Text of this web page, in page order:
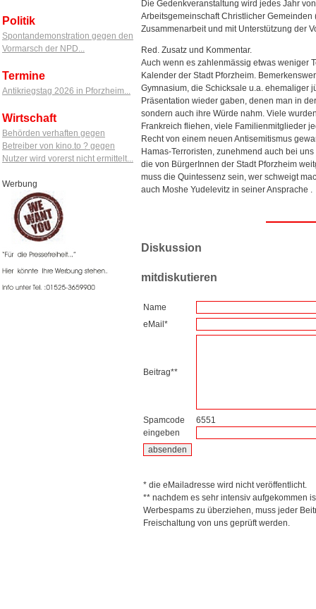
Politik
Spontandemonstration gegen den
Vormarsch der NPD...
Termine
Antikriegstag 2026 in Pforzheim...
Wirtschaft
Behörden verhaften gegen
Betreiber von kino.to ? gegen
Nutzer wird vorerst nicht ermittelt...
Werbung
Die Gedenkveranstaltung wird jedes Jahr
Arbeitsgemeinschaft Christlicher
Zusammenarbeit und mit Unterstützung der
Red. Zusatz und Kommentar.
Auch wenn es zahlenmässig etwas weniger
Kalender der Stadt Pforzheim.
Gymnasium, die Schicksale u.a. ehemaliger
Präsentation wieder gaben, denen man in
sondern auch ihre Würde nahm. Viele
Frankreich fliehen, viele Familienmitglieder
Recht von einem neuen Antisemitismus
Hamas-Terroristen, zunehmend auch bei
die von BürgerInnen der Stadt Pforzheim
muss die Quintessenz sein, wer schweigt
auch Moshe Yudelevitz in seiner Ansprache .
Diskussion
mitdiskutieren
Name
eMail*
Beitrag**
Spamcode
eingeben
6551
* die eMailadresse wird nicht veröffentlicht.
** nachdem es sehr intensiv aufgekommen
Werbespams zu überziehen, muss jeder
Freischaltung von uns geprüft werden.